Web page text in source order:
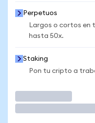
Perpetuos
Largos o cortos en
hasta 50x.
Staking
Pon tu cripto a